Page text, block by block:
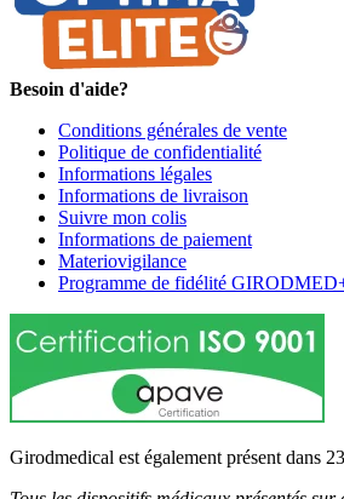
Besoin d'aide?
Conditions générales de vente
Politique de confidentialité
Informations légales
Informations de livraison
Suivre mon colis
Informations de paiement
Materiovigilance
Programme de fidélité
Girodmedical est également présent dans